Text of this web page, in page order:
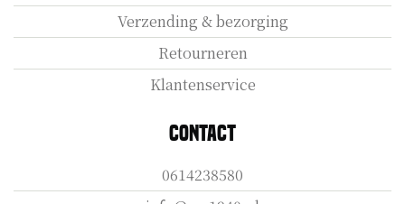
Verzending & bezorging
Retourneren
Klantenservice
Contact
0614238580